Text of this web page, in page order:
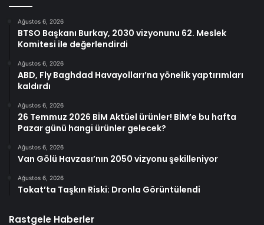
Ağustos 6, 2026
BTSO Başkanı Burkay, 2030 vizyonunu 62. Meslek
Komitesi ile değerlendirdi
Ağustos 6, 2026
ABD, Fly Baghdad Havayolları’na yönelik yaptırımları
kaldırdı
Ağustos 6, 2026
26 Temmuz 2026 BİM Aktüel ürünler! BİM’e bu hafta
Pazar günü hangi ürünler gelecek?
Ağustos 6, 2026
Van Gölü Havzası’nın 2050 vizyonu şekilleniyor
Ağustos 6, 2026
Tokat’ta Taşkın Riski: Dronla Görüntülendi
Rastgele Haberler